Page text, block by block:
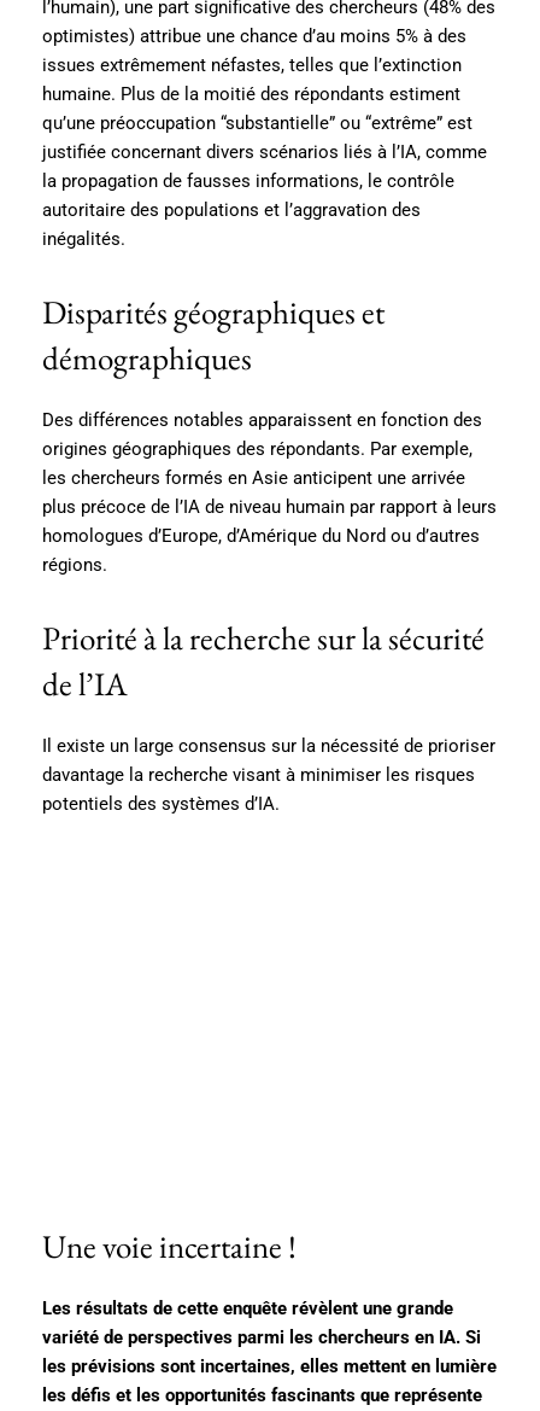
l’humain), une part significative des chercheurs (48% des
optimistes) attribue une chance d’au moins 5% à des
issues extrêmement néfastes, telles que l’extinction
humaine. Plus de la moitié des répondants estiment
qu’une préoccupation “substantielle” ou “extrême” est
justifiée concernant divers scénarios liés à l’IA, comme
la propagation de fausses informations, le contrôle
autoritaire des populations et l’aggravation des
inégalités.
Disparités géographiques et
démographiques
Des différences notables apparaissent en fonction des
origines géographiques des répondants. Par exemple,
les chercheurs formés en Asie anticipent une arrivée
plus précoce de l’IA de niveau humain par rapport à leurs
homologues d’Europe, d’Amérique du Nord ou d’autres
régions.
Priorité à la recherche sur la sécurité
de l’IA
Il existe un large consensus sur la nécessité de prioriser
davantage la recherche visant à minimiser les risques
potentiels des systèmes d’IA.
Une voie incertaine !
Les résultats de cette enquête révèlent une grande
variété de perspectives parmi les chercheurs en IA. Si
les prévisions sont incertaines, elles mettent en lumière
les défis et les opportunités fascinants que représente